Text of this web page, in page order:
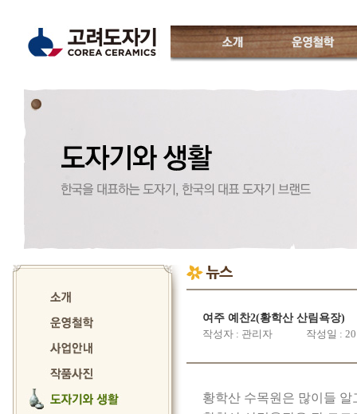
소개 운영철학
CI소개
월별일정
오시는 길
여주 예찬2(황학산 산림욕장)
작성자 : 관리자 작성일 :
황학산 수목원은 많이들 알